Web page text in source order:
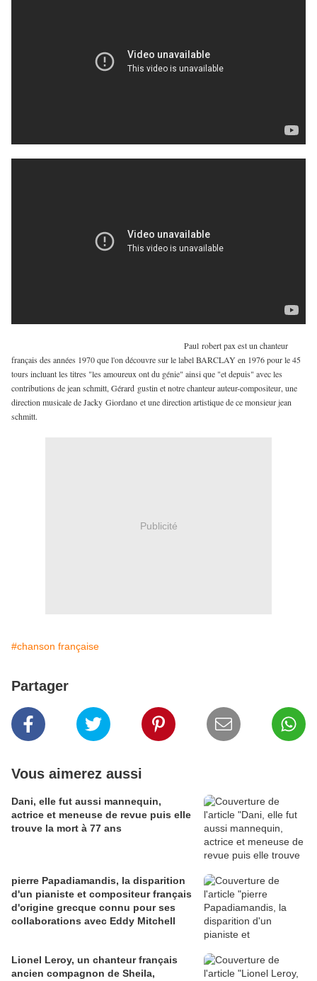
Paul robert pax est un chanteur
français des années 1970 que l'on découvre sur le label BARCLAY en 1976 pour le 45
tours incluant les titres "les amoureux ont du génie" ainsi que "et depuis" avec les
contributions de jean schmitt, Gérard gustin et notre chanteur auteur-compositeur, une
direction musicale de Jacky Giordano et une direction artistique de ce monsieur jean
schmitt.
Publicité
#chanson française
Partager
Vous aimerez aussi
Dani, elle fut aussi mannequin,
actrice et meneuse de revue puis elle
trouve la mort à 77 ans
pierre Papadiamandis, la disparition
d'un pianiste et compositeur français
d'origine grecque connu pour ses
collaborations avec Eddy Mitchell
Lionel Leroy, un chanteur français
ancien compagnon de Sheila,